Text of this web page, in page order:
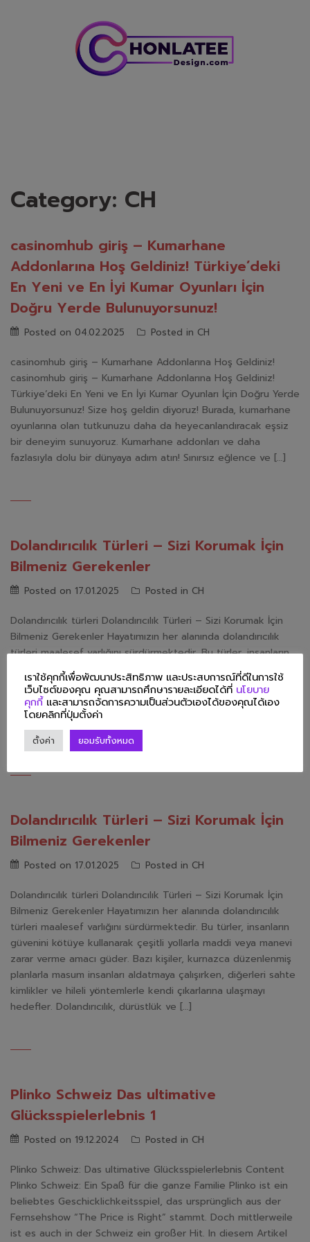
Category: CH
casinomhub giriş – Kumarhane
Addonlarına Hoş Geldiniz! Türkiye’deki
En Yeni ve En İyi Kumar Oyunları İçin
Doğru Yerde Bulunuyorsunuz!
Posted on 04.02.2025 Posted in CH
casinomhub giriş – Kumarhane Addonlarına Hoş Geldiniz!
casinomhub giriş – Kumarhane Addonlarına Hoş Geldiniz!
Türkiye’deki En Yeni ve En İyi Kumar Oyunları İçin Doğru Yerde
Bulunuyorsunuz! Size hoş geldin diyoruz! Burada, kumarhane
oyunlarına olan tutkunuzu daha da heyecanlandıracak eşsiz
bir deneyim sunuyoruz. Kumarhane addonları ve daha
fazlasıyla dolu bir dünyaya adım atın! Sınırsız eğlence ve […]
Dolandırıcılık Türleri – Sizi Korumak İçin
Bilmeniz Gerekenler
Posted on 17.01.2025 Posted in CH
Dolandırıcılık türleri Dolandırıcılık Türleri – Sizi Korumak İçin
Bilmeniz Gerekenler Hayatımızın her alanında dolandırıcılık
türleri maalesef varlığını sürdürmektedir. Bu türler, insanların
güvenini kötüye kullanarak çeşitli yollarla maddi veya manevi
zarar verme amacı güder. Bazı kişiler, kurnazca düzenlenmiş
planlarla masum insanları aldatmaya çalışırken, diğerleri sahte
kimlikler ve hileli yöntemlerle kendi çıkarlarına ulaşmayı
hedefler. Dolandırıcılık, dürüstlük ve […]
Dolandırıcılık Türleri – Sizi Korumak İçin
Bilmeniz Gerekenler
Posted on 17.01.2025 Posted in CH
Dolandırıcılık türleri Dolandırıcılık Türleri – Sizi Korumak İçin
Bilmeniz Gerekenler Hayatımızın her alanında dolandırıcılık
türleri maalesef varlığını sürdürmektedir. Bu türler, insanların
güvenini kötüye kullanarak çeşitli yollarla maddi veya manevi
zarar verme amacı güder. Bazı kişiler, kurnazca düzenlenmiş
planlarla masum insanları aldatmaya çalışırken, diğerleri sahte
kimlikler ve hileli yöntemlerle kendi çıkarlarına ulaşmayı
hedefler. Dolandırıcılık, dürüstlük ve […]
Plinko Schweiz Das ultimative
Glücksspielerlebnis 1
Posted on 19.12.2024 Posted in CH
Plinko Schweiz: Das ultimative Glücksspielerlebnis Content
Plinko Schweiz: Ein Spaß für die ganze Familie Plinko ist ein
beliebtes Geschicklichkeitsspiel, das ursprünglich aus der
Fernsehshow “The Price is Right” stammt. Doch mittlerweile
ist es auch in der Schweiz ein großer Hit. In diesem Artikel
เราใช้คุกกี้เพื่อพัฒนาประสิทธิภาพ และประสบการณ์ที่ดีในการใช้
เว็บไซต์ของคุณ คุณสามารถศึกษารายละเอียดได้ที่ นโยบาย
คุกกี้ และสามารถจัดการความเป็นส่วนตัวเองได้ของคุณได้เอง
โดยคลิกที่ปุ่มตั้งค่า
ตั้งค่า ยอมรับทั้งหมด